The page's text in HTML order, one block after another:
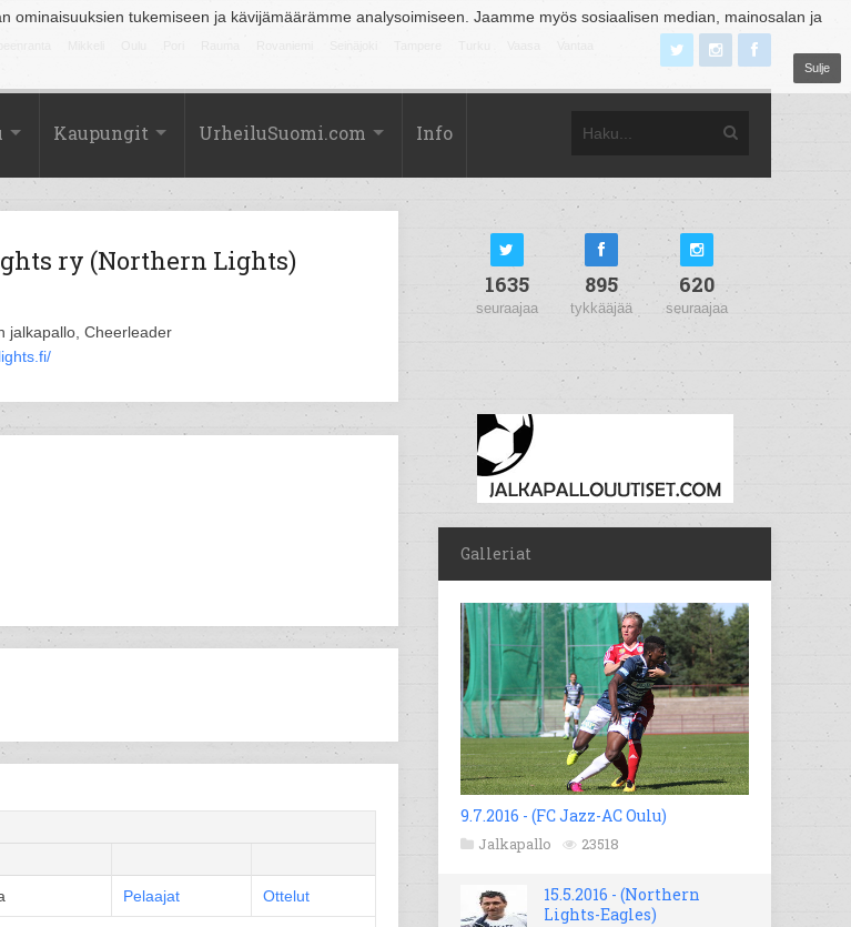
tukemiseen ja kävijämäärämme analysoimiseen. Jaamme myös sosiaalisen median, mainosalan ja
Sulje
Kaupungit UrheiluSuomi.com Info
ry (Northern Lights)
jalkapallo, Cheerleader
Pelaajat Ottelut
1635
seuraajaa
895
tykkääjää
620
seuraajaa
Galleriat
9.7.2016 - (FC Jazz-AC Oulu)
Jalkapallo 23518
15.5.2016 - (Northern
Lights-Eagles)